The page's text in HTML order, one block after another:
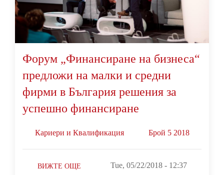
Форум „Финансиране на бизнеса“
предложи на малки и средни
фирми в България решения за
успешно финансиране
Кариери и Квалификация Брой 5 2018
ВИЖТЕ ОЩЕ Tue, 05/22/2018 - 12:37